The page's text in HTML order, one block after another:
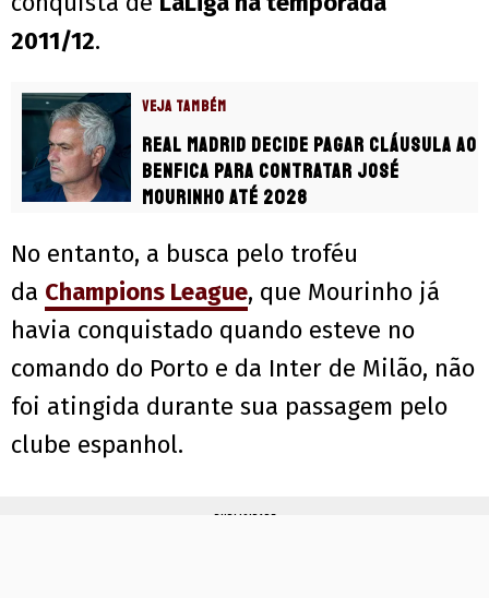
2011/12.
VEJA TAMBÉM
Real Madrid decide pagar cláusula ao
Benfica para contratar José
Mourinho até 2028
No entanto, a busca pelo troféu
da Champions League, que Mourinho já
havia conquistado quando esteve no
comando do Porto e da Inter de Milão, não
foi atingida durante sua passagem pelo
clube espanhol.
PUBLICIDADE